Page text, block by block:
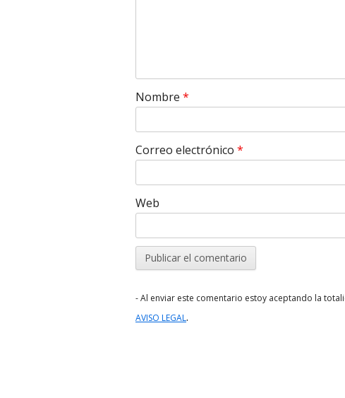
Nombre *
Correo electrónico *
Web
- Al enviar este comentario estoy aceptando la
AVISO LEGAL.